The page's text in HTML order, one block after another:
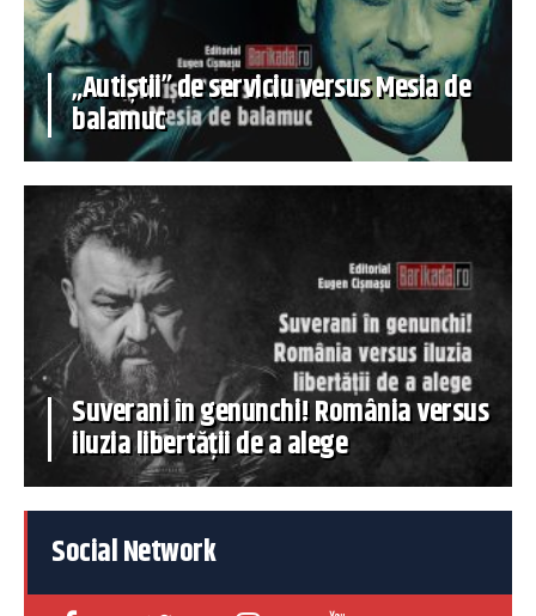
„Autiștii” de serviciu versus Mesia de
balamuc
Suverani în genunchi! România versus
iluzia libertății de a alege
Social Network